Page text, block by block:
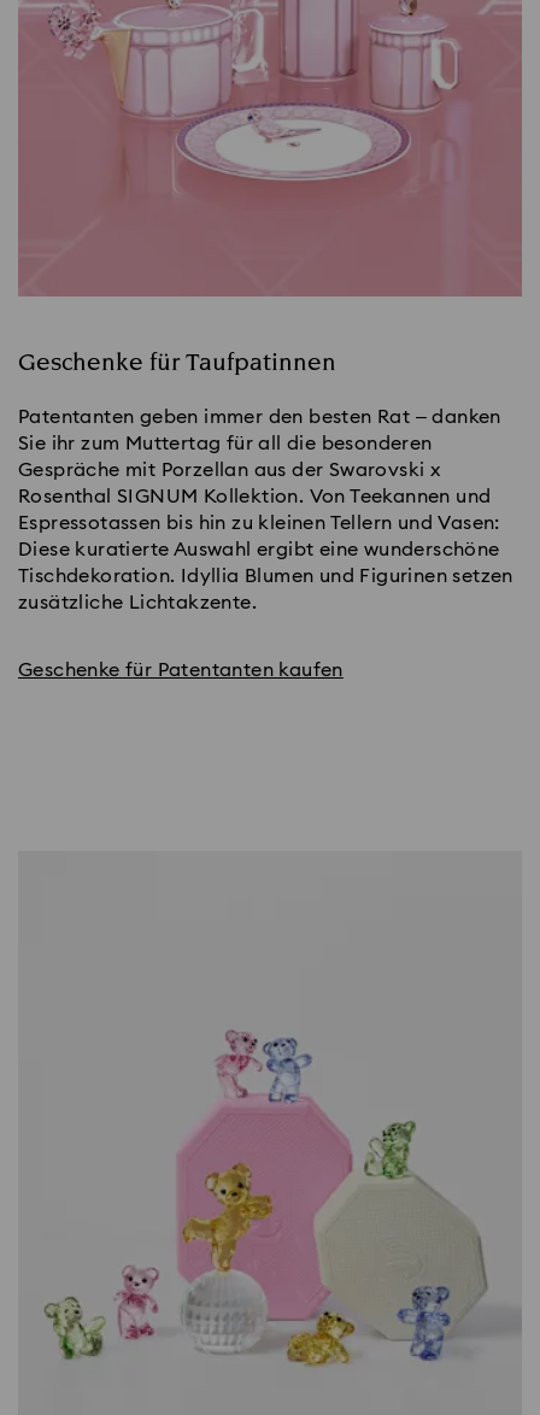
Geschenke für Taufpatinnen
Patentanten geben immer den besten Rat – danken
Sie ihr zum Muttertag für all die besonderen
Gespräche mit Porzellan aus der Swarovski x
Rosenthal SIGNUM Kollektion. Von Teekannen und
Espressotassen bis hin zu kleinen Tellern und Vasen:
Diese kuratierte Auswahl ergibt eine wunderschöne
Tischdekoration. Idyllia Blumen und Figurinen setzen
zusätzliche Lichtakzente.
Geschenke für Patentanten kaufen